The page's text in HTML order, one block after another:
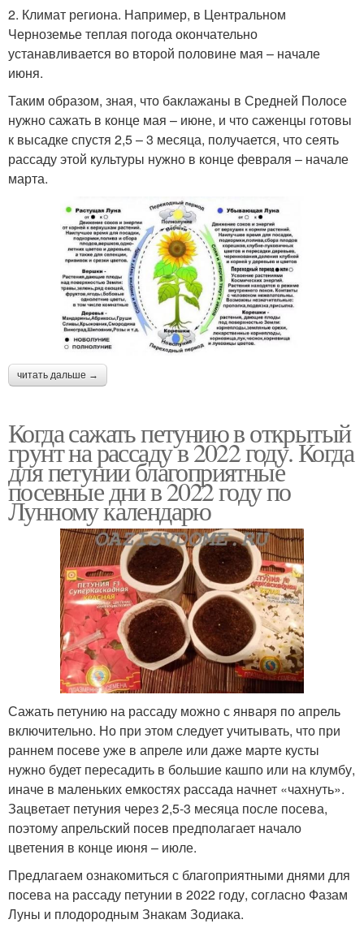
2. Климат региона. Например, в Центральном
Черноземье теплая погода окончательно
устанавливается во второй половине мая – начале
июня.
Таким образом, зная, что баклажаны в Средней Полосе
нужно сажать в конце мая – июне, и что саженцы готовы
к высадке спустя 2,5 – 3 месяца, получается, что сеять
рассаду этой культуры нужно в конце февраля – начале
марта.
читать дальше →
Когда сажать петунию в открытый
грунт на рассаду в 2022 году. Когда
для петунии благоприятные
посевные дни в 2022 году по
Лунному календарю
Сажать петунию на рассаду можно с января по апрель
включительно. Но при этом следует учитывать, что при
раннем посеве уже в апреле или даже марте кусты
нужно будет пересадить в большие кашпо или на клумбу,
иначе в маленьких емкостях рассада начнет «чахнуть».
Зацветает петуния через 2,5-3 месяца после посева,
поэтому апрельский посев предполагает начало
цветения в конце июня – июле.
Предлагаем ознакомиться с благоприятными днями для
посева на рассаду петунии в 2022 году, согласно Фазам
Луны и плодородным Знакам Зодиака.